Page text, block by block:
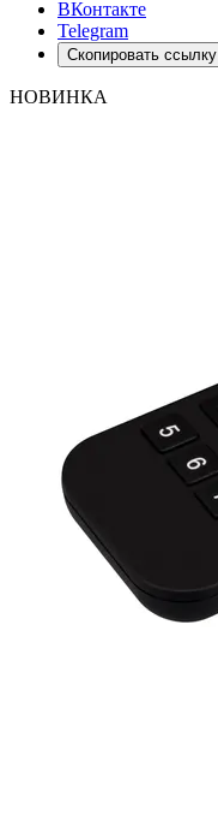
ВКонтакте
Telegram
Скопировать ссылку
НОВИНКА